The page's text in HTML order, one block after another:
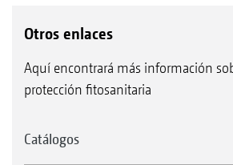
Otros enlaces
Aquí encontrará más información
protección fitosanitaria
Catálogos